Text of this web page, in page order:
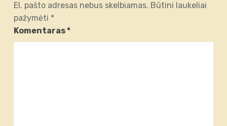
El. pašto adresas nebus skelbiamas. Būtini laukeliai
pažymėti *
Komentaras*